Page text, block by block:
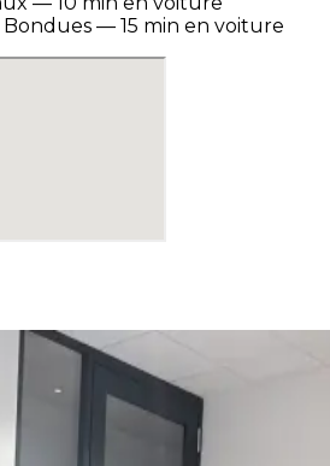
Bondues — 15 min en voiture